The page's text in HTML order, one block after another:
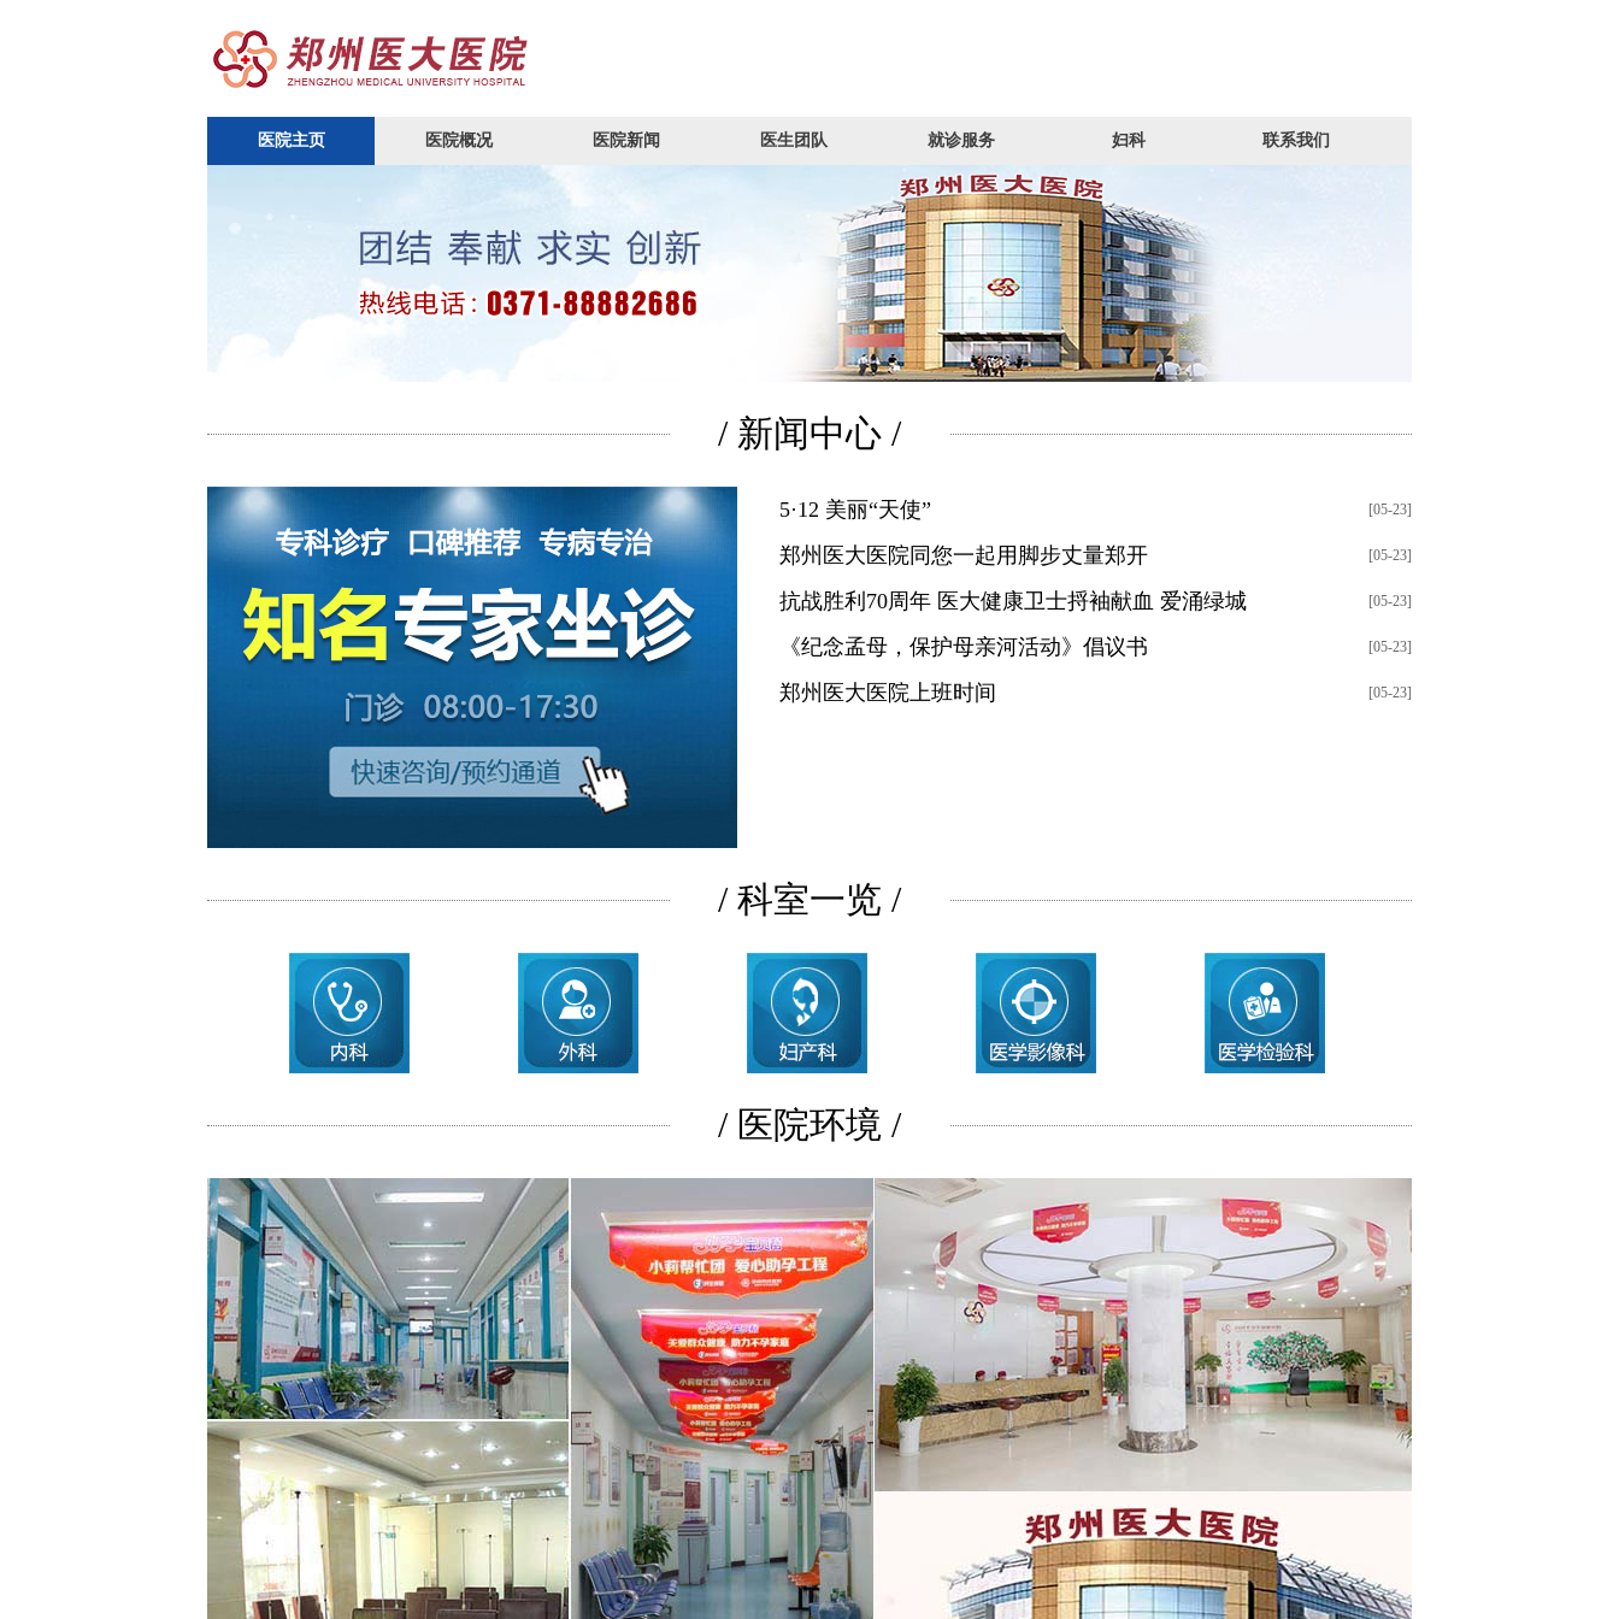
医院主页 医院概况 医院新闻 医生团队 就诊服务 妇科 联系我们
/ 新闻中心 /
[05-23]
5·12 美丽“天使”
[05-23]
郑州医大医院同您一起用脚步丈量郑开
[05-23]
抗战胜利70周年 医大健康卫士捋袖献血 爱涌绿城
[05-23]
《纪念孟母，保护母亲河活动》倡议书
[05-23]
郑州医大医院上班时间
/ 科室一览 /
/ 医院环境 /